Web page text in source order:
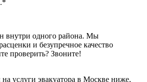
*
внутри одного района. Мы
и безупречное качество
проверить? Звоните!
услуги эвакуатора в Москве ниже,